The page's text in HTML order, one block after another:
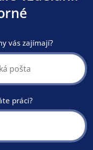
vás zajímají?
práci?